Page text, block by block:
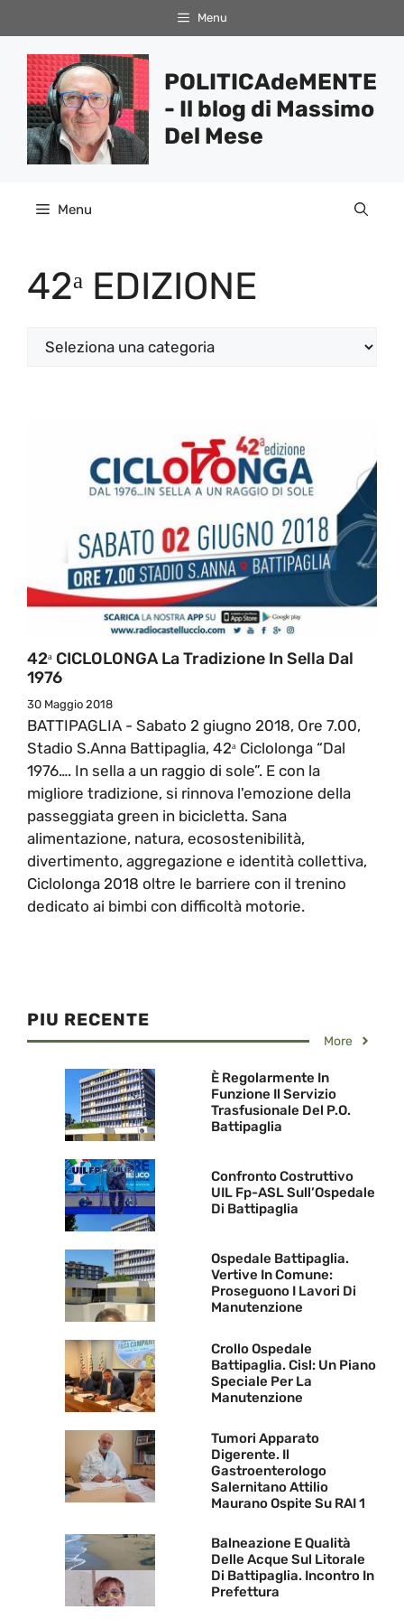
al
contenuto
Menu
POLITICAdeMENTE
- Il blog di Massimo
Del Mese
Menu
42ᵃ EDIZIONE
Categorie
42ᵃ CICLOLONGA La Tradizione In Sella Dal
1976
30 Maggio 2018
BATTIPAGLIA - Sabato 2 giugno 2018, Ore 7.00,
Stadio S.Anna Battipaglia, 42ᵃ Ciclolonga “Dal
1976…. In sella a un raggio di sole”. E con la
migliore tradizione, si rinnova l'emozione della
passeggiata green in bicicletta. Sana
alimentazione, natura, ecosostenibilità,
divertimento, aggregazione e identità collettiva,
Ciclolonga 2018 oltre le barriere con il trenino
dedicato ai bimbi con difficoltà motorie.
PIU RECENTE
More
È Regolarmente In
Funzione Il Servizio
Trasfusionale Del P.O.
Battipaglia
Confronto Costruttivo
UIL Fp-ASL Sull’Ospedale
Di Battipaglia
Ospedale Battipaglia.
Vertive In Comune:
Proseguono I Lavori Di
Manutenzione
Crollo Ospedale
Battipaglia. Cisl: Un Piano
Speciale Per La
Manutenzione
Tumori Apparato
Digerente. Il
Gastroenterologo
Salernitano Attilio
Maurano Ospite Su RAI 1
Balneazione E Qualità
Delle Acque Sul Litorale
Di Battipaglia. Incontro In
Prefettura